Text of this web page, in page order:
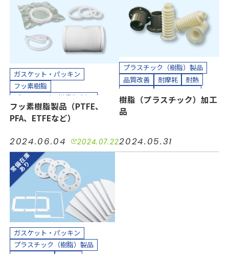
ガスケット・パッキン
フッ素樹脂
プラスチック（樹脂）製品
ホース、チューブ
多孔質PTFE
コスト削減
シール
汚れ防止
短納期
絶縁
耐摩耗
耐熱
半導体
機械装置
油空圧
自動車
電力
電機・電子
カッティングプロッター加工
カット加工
クリーンパック
クリーンルーム内加工
接着加工
熱処理（アニール）加工
組み立て加工
縫製加工（工業用）
フッ素樹脂製品（PTFE、
PFA、ETFEなど）
2024.06.04 2024.07.22
プラスチック（樹脂）製品
品質改善
耐摩耗
耐熱
小ロット対応
カット加工
貼り合わせ加工
カッティングプロッター加工
樹脂（プラスチック）加工
品
2024.05.31
ガスケット・パッキン
プラスチック（樹脂）製品